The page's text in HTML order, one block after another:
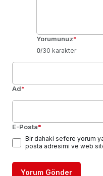
Yorumunuz*
0/30 karakter
Ad*
E-Posta*
Bir dahaki sefere yorum
posta adresimi ve web
Yorum Gönder